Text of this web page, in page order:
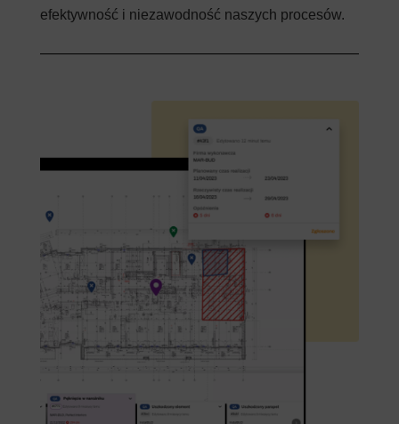
efektywność i niezawodność naszych procesów.